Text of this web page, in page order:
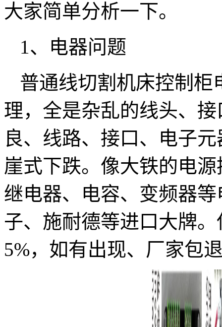
大家简单分析一下。
1、电器问题
普通线切割机床控制
理，全是杂乱的线头、
良、线路、接口、电子
崖式下跌。像大铁的电
继电器、电容、变频器
子、施耐德等进口大牌
5%，如有出现、厂家包